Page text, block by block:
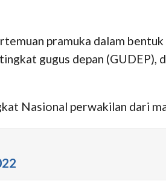
pramuka dalam
gugus depan
Nasional perwakilan dari